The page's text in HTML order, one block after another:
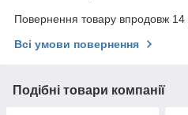
Повернення товару впродовж 14
Всі умови повернення
Подібні товари компанії